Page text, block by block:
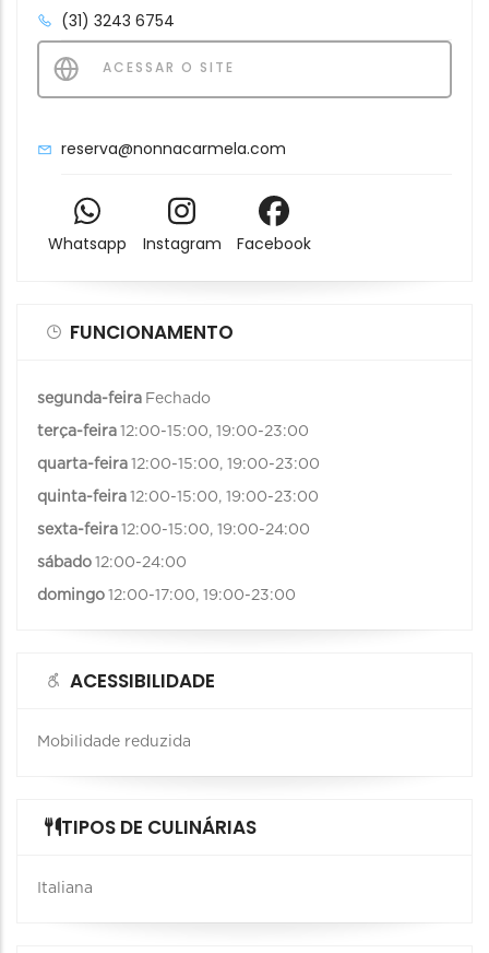
(31) 3243 6754
ACESSAR O SITE
reserva@nonnacarmela.com
Whatsapp Instagram Facebook
FUNCIONAMENTO
segunda-feira Fechado
terça-feira 12:00-15:00, 19:00-23:00
quarta-feira 12:00-15:00, 19:00-23:00
quinta-feira 12:00-15:00, 19:00-23:00
sexta-feira 12:00-15:00, 19:00-24:00
sábado 12:00-24:00
domingo 12:00-17:00, 19:00-23:00
ACESSIBILIDADE
Mobilidade reduzida
TIPOS DE CULINÁRIAS
Italiana